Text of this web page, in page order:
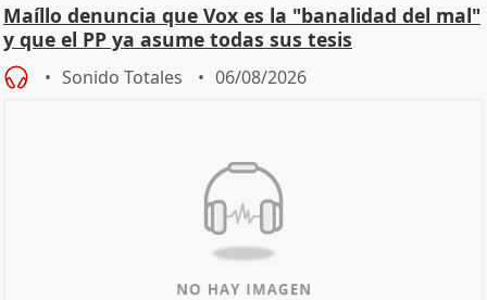
Maíllo denuncia que Vox es la "banalidad del mal"
y que el PP ya asume todas sus tesis
Sonido Totales 06/08/2026